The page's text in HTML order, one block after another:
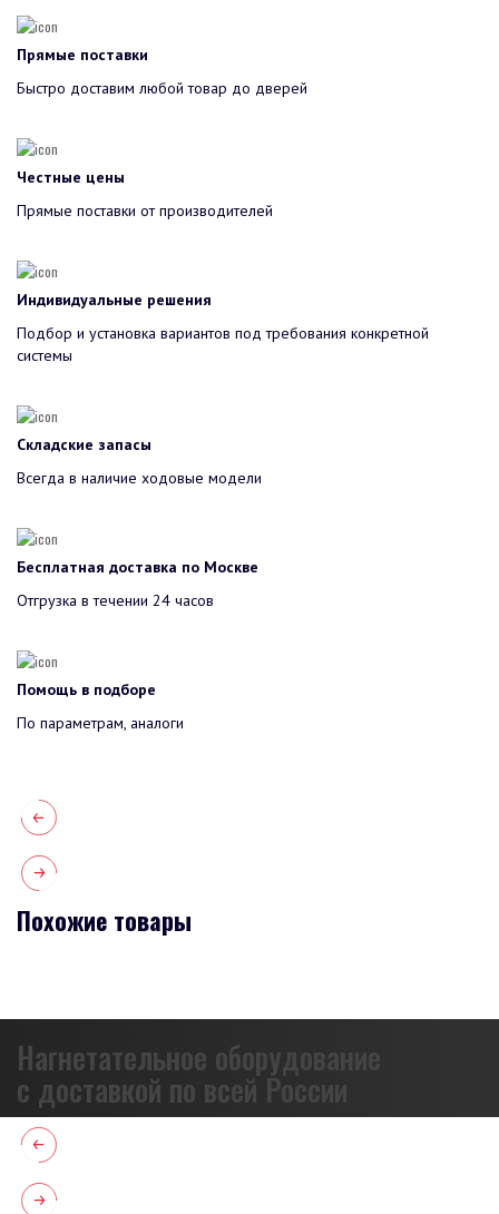
Прямые поставки
Быстро доставим любой товар до дверей
Честные цены
Прямые поставки от производителей
Индивидуальные решения
Подбор и установка вариантов под требования конкретной
системы
Складские запасы
Всегда в наличие ходовые модели
Бесплатная доставка по Москве
Отгрузка в течении 24 часов
Помощь в подборе
По параметрам, аналоги
Похожие товары
Нагнетательное оборудование
с доставкой по всей России